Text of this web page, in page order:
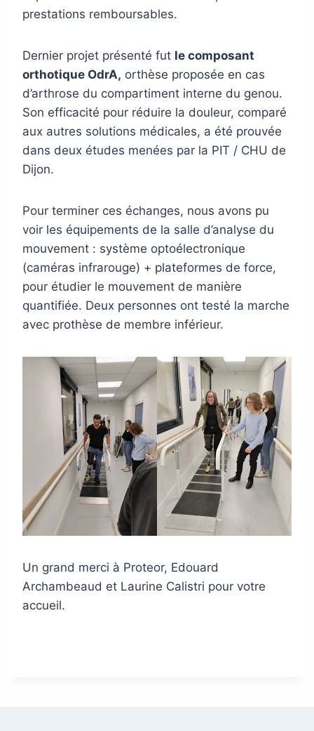
prestations remboursables.
Dernier projet présenté fut le composant
orthotique OdrA, orthèse proposée en cas
d’arthrose du compartiment interne du genou.
Son efficacité pour réduire la douleur, comparé
aux autres solutions médicales, a été prouvée
dans deux études menées par la PIT / CHU de
Dijon.
Pour terminer ces échanges, nous avons pu
voir les équipements de la salle d’analyse du
mouvement : système optoélectronique
(caméras infrarouge) + plateformes de force,
pour étudier le mouvement de manière
quantifiée. Deux personnes ont testé la marche
avec prothèse de membre inférieur.
Un grand merci à Proteor, Edouard
Archambeaud et Laurine Calistri pour votre
accueil.